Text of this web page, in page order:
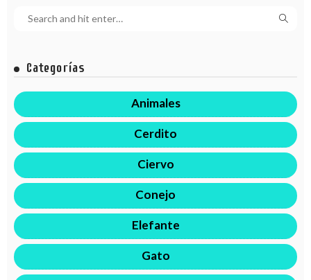
Categorías
Animales
Cerdito
Ciervo
Conejo
Elefante
Gato